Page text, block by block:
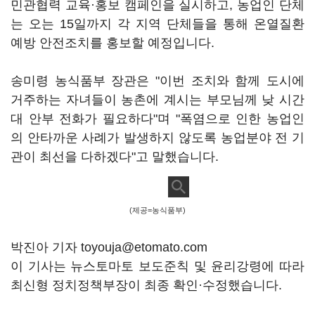
민관협력 교육·홍보 캠페인을 실시하고, 농업인 단체
는 오는 15일까지 각 지역 단체들을 통해 온열질환
예방 안전조치를 홍보할 예정입니다.
송미령 농식품부 장관은 "이번 조치와 함께 도시에
거주하는 자녀들이 농촌에 계시는 부모님께 낮 시간
대 안부 전화가 필요하다"며 "폭염으로 인한 농업인
의 안타까운 사례가 발생하지 않도록 농업분야 전 기
관이 최선을 다하겠다"고 말했습니다.
(제공=농식품부)
박진아 기자 toyouja@etomato.com
이 기사는 뉴스토마토 보도준칙 및 윤리강령에 따라
최신형 정치정책부장이 최종 확인·수정했습니다.